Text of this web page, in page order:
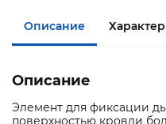
Описание
Описание
Элемент для фиксации
поверхностью кровли